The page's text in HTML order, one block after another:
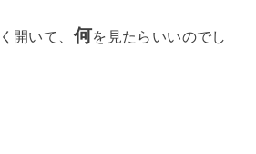
開いて、 何を見たらいいのでし